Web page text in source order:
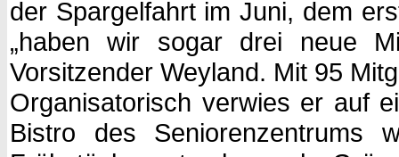
der Spargelfahrt im Juni, dem
„haben wir sogar drei neue
Vorsitzender Weyland. Mit 95
Organisatorisch verwies er auf
Bistro des Seniorenzentrums